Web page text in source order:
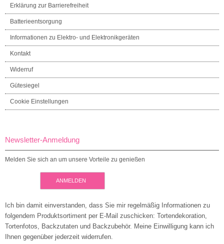
Erklärung zur Barrierefreiheit
Batterieentsorgung
Informationen zu Elektro- und Elektronikgeräten
Kontakt
Widerruf
Gütesiegel
Cookie Einstellungen
Newsletter-Anmeldung
Melden Sie sich an um unsere Vorteile zu genießen
ANMELDEN
Ich bin damit einverstanden, dass Sie mir regelmäßig Informationen zu
folgendem Produktsortiment per E-Mail zuschicken: Tortendekoration,
Tortenfotos, Backzutaten und Backzubehör. Meine Einwilligung kann ich
Ihnen gegenüber jederzeit widerrufen.